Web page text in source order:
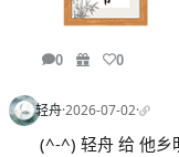
0 0
轻舟·2026-07-02·
(^-^) 轻舟 给 他乡